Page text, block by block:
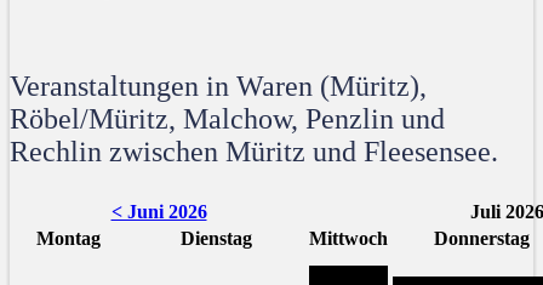
Veranstaltungen in Waren (Müritz),
Röbel/Müritz, Malchow, Penzlin und
Rechlin zwischen Müritz und Fleesensee.
< Juni 2026
Juli 2026
Montag
Dienstag Mittwoch
Donnerstag